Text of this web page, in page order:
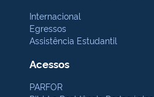
Internacional
Egressos
Assistência Estudantil
Acessos
PARFOR